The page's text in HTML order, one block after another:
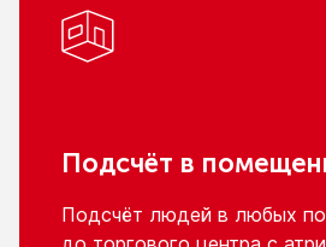
Подсчёт в
Подсчёт людей в любых